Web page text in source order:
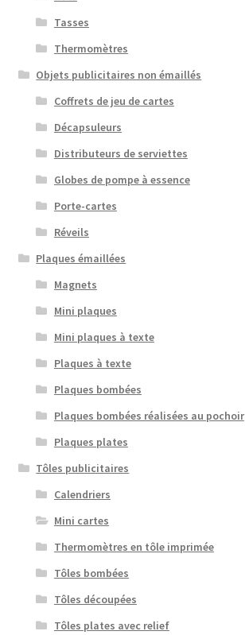
Tasses
Thermomètres
Objets publicitaires non émaillés
Coffrets de jeu de cartes
Décapsuleurs
Distributeurs de serviettes
Globes de pompe à essence
Porte-cartes
Réveils
Plaques émaillées
Magnets
Mini plaques
Mini plaques à texte
Plaques à texte
Plaques bombées
Plaques bombées réalisées au pochoir
Plaques plates
Tôles publicitaires
Calendriers
Mini cartes
Thermomètres en tôle imprimée
Tôles bombées
Tôles découpées
Tôles plates avec relief